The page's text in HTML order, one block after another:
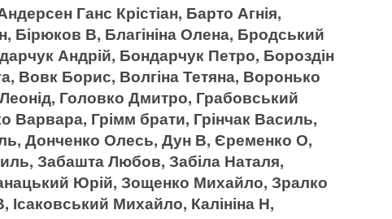
Ганс Крістіан, Барто Агнія,
Бірюков В, Благініна Олена, Бродський
Андрій, Бондарчук Петро, Бороздін
Вовк Борис, Волгіна Тетяна, Воронько
Головко Дмитро, Грабовський
Варвара, Грімм брати, Грінчак Василь,
Донченко Олесь, Дун В, Єременко О,
Забашта Любов, Забіла Наталя,
Юрій, Зощенко Михайло, Зралко
Ісаковський Михайло, Калініна Н,